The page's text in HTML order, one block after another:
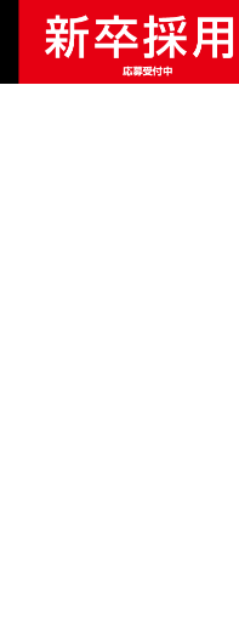
販売価格¥ 9,064（税込）
¥8,490（税込）